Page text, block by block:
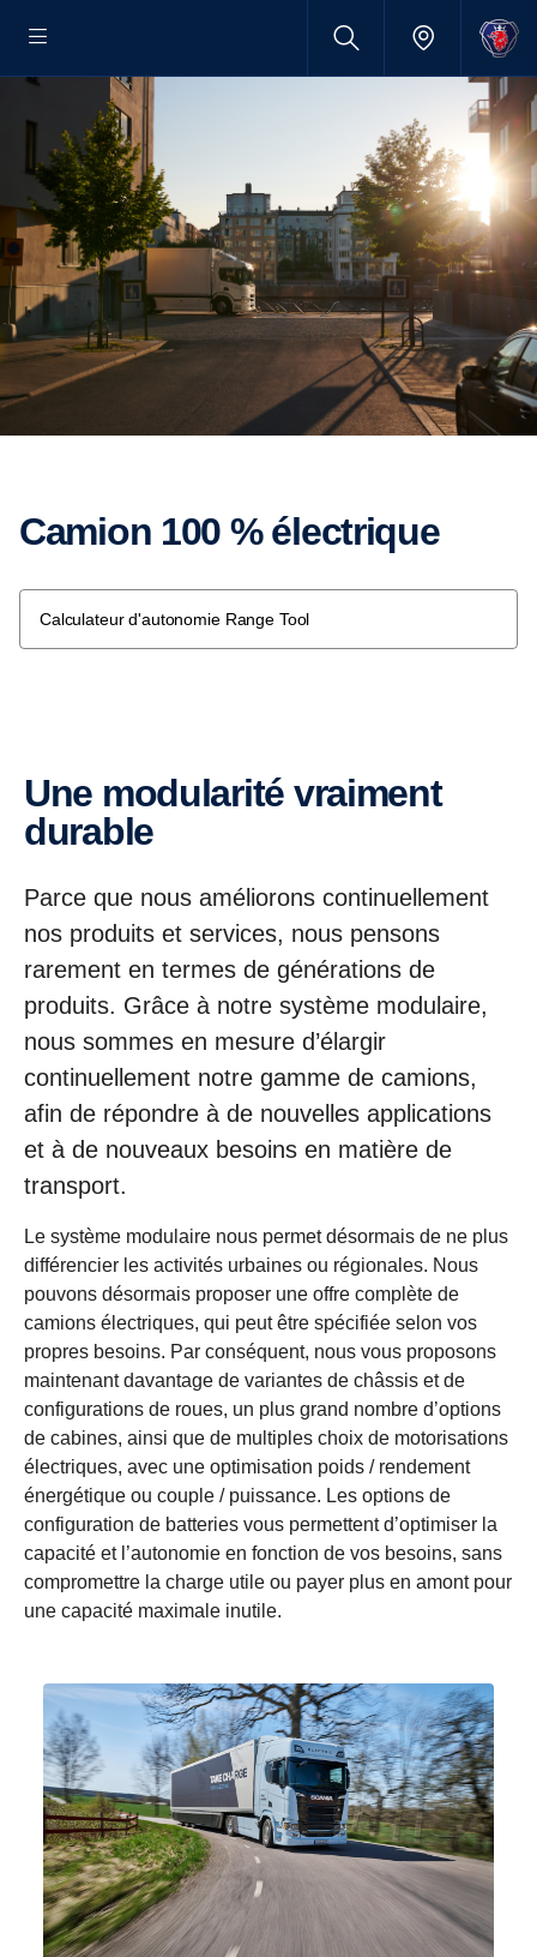
Camion 100 % électrique
Calculateur d'autonomie Range Tool
Une modularité vraiment
durable
Parce que nous améliorons continuellement
nos produits et services, nous pensons
rarement en termes de générations de
produits. Grâce à notre système modulaire,
nous sommes en mesure d’élargir
continuellement notre gamme de camions,
afin de répondre à de nouvelles applications
et à de nouveaux besoins en matière de
transport.
Le système modulaire nous permet désormais de ne plus
différencier les activités urbaines ou régionales. Nous
pouvons désormais proposer une offre complète de
camions électriques, qui peut être spécifiée selon vos
propres besoins. Par conséquent, nous vous proposons
maintenant davantage de variantes de châssis et de
configurations de roues, un plus grand nombre d’options
de cabines, ainsi que de multiples choix de motorisations
électriques, avec une optimisation poids / rendement
énergétique ou couple / puissance. Les options de
configuration de batteries vous permettent d’optimiser la
capacité et l’autonomie en fonction de vos besoins, sans
compromettre la charge utile ou payer plus en amont pour
une capacité maximale inutile.